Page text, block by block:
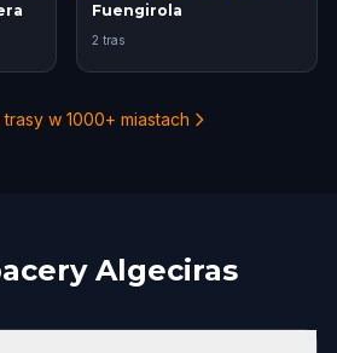
Fuengirola
2 tras
w 1000+ miastach
Algeciras